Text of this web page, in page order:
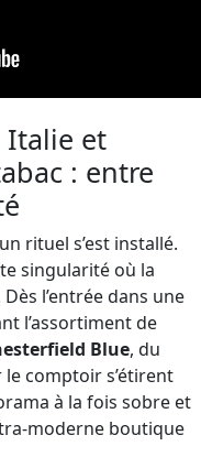
Italie et
: entre
rituel s’est installé.
singularité où la
l’entrée dans une
l’assortiment de
Blue, du
le comptoir s’étirent
à la fois sobre et
moderne boutique